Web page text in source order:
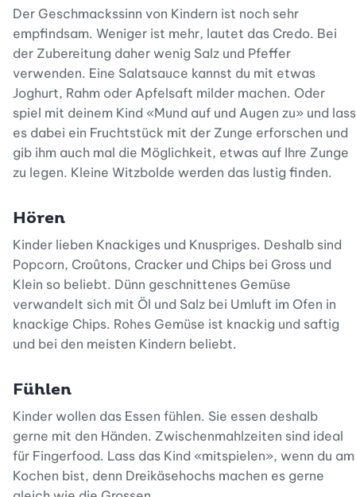
Der Geschmackssinn von Kindern ist noch sehr
empfindsam. Weniger ist mehr, lautet das Credo. Bei
der Zubereitung daher wenig Salz und Pfeffer
verwenden. Eine Salatsauce kannst du mit etwas
Joghurt, Rahm oder Apfelsaft milder machen. Oder
spiel mit deinem Kind «Mund auf und Augen zu» und lass
es dabei ein Fruchtstück mit der Zunge erforschen und
gib ihm auch mal die Möglichkeit, etwas auf Ihre Zunge
zu legen. Kleine Witzbolde werden das lustig finden.
Hören
Kinder lieben Knackiges und Knuspriges. Deshalb sind
Popcorn, Croûtons, Cracker und Chips bei Gross und
Klein so beliebt. Dünn geschnittenes Gemüse
verwandelt sich mit Öl und Salz bei Umluft im Ofen in
knackige Chips. Rohes Gemüse ist knackig und saftig
und bei den meisten Kindern beliebt.
Fühlen
Kinder wollen das Essen fühlen. Sie essen deshalb
gerne mit den Händen. Zwischenmahlzeiten sind ideal
für Fingerfood. Lass das Kind «mitspielen», wenn du am
Kochen bist, denn Dreikäsehochs machen es gerne